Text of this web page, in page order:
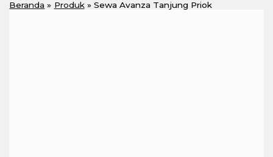
Beranda
Produk Sewa Avanza Tanjung Priok